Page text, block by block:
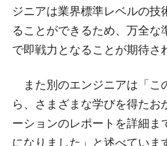
ジニアは業界標準レベルの技
ることができるため、万全な
で即戦力となることが期待さ
また別のエンジニアは「こ
ら、さまざまな学びを得たお
ーションのレポートを詳細ま
になりました」と述べていま